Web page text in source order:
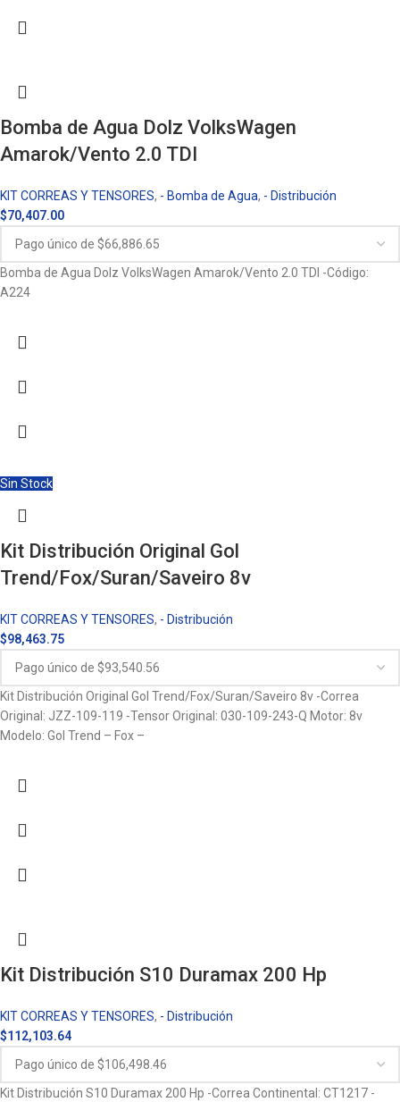
Bomba de Agua Dolz VolksWagen
Amarok/Vento 2.0 TDI
KIT CORREAS Y TENSORES, - Bomba de Agua, - Distribución
$70,407.00
Bomba de Agua Dolz VolksWagen Amarok/Vento 2.0 TDI -Código:
A224
Sin Stock
Kit Distribución Original Gol
Trend/Fox/Suran/Saveiro 8v
KIT CORREAS Y TENSORES, - Distribución
$98,463.75
Kit Distribución Original Gol Trend/Fox/Suran/Saveiro 8v -Correa
Original: JZZ-109-119 -Tensor Original: 030-109-243-Q Motor: 8v
Modelo: Gol Trend – Fox –
Kit Distribución S10 Duramax 200 Hp
KIT CORREAS Y TENSORES, - Distribución
$112,103.64
Kit Distribución S10 Duramax 200 Hp -Correa Continental: CT1217 -